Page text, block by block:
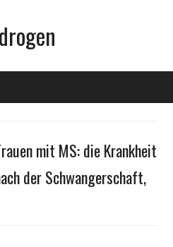
mit MS: die Krankheit
der Schwangerschaft,